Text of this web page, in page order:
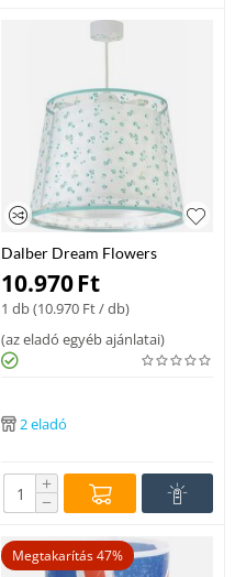
Dalber Dream Flowers
81172H Lim Gyerek
Fuggesztek Muanyag E27
lámpa
10.970Ft
1 db (10.970 Ft/ db)
(az eladó egyéb ajánlatai)
2 eladó
+
−
Megtakarítás 47%